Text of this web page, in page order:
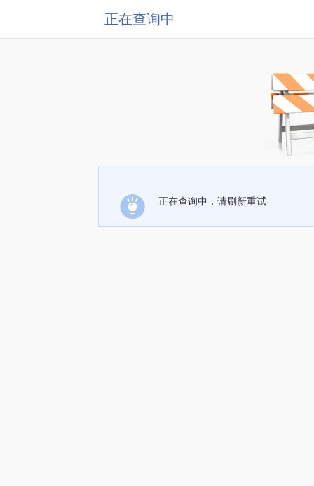
正在查询中
正在查询中，请刷新重试